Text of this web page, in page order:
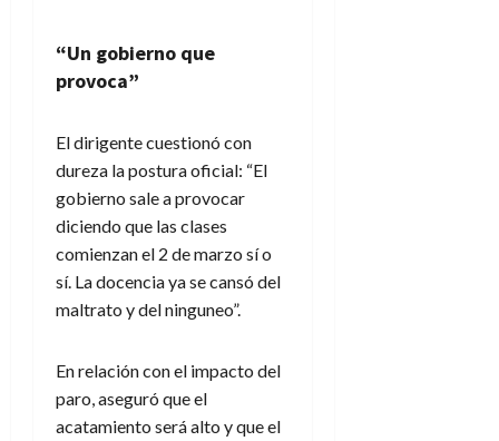
“Un gobierno que
provoca”
El dirigente cuestionó con
dureza la postura oficial: “El
gobierno sale a provocar
diciendo que las clases
comienzan el 2 de marzo sí o
sí. La docencia ya se cansó del
maltrato y del ninguneo”.
En relación con el impacto del
paro, aseguró que el
acatamiento será alto y que el